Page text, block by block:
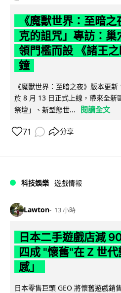
《魔獸世界：至暗
克的詛咒」專訪：巢
領門檻而設 《諸王
鐘
《魔獸世界：至暗之夜》版本更
於 8 月 13 日正式上線，帶來全新
祭壇」、新型態世...
閱讀全文
71 分享
科技娛樂 遊戲情報
Lawton 13 小時
日本二手遊戲店減
四成 "懷舊"在 Z 世
感」
日本零售巨頭 GEO 將懷舊遊戲銷